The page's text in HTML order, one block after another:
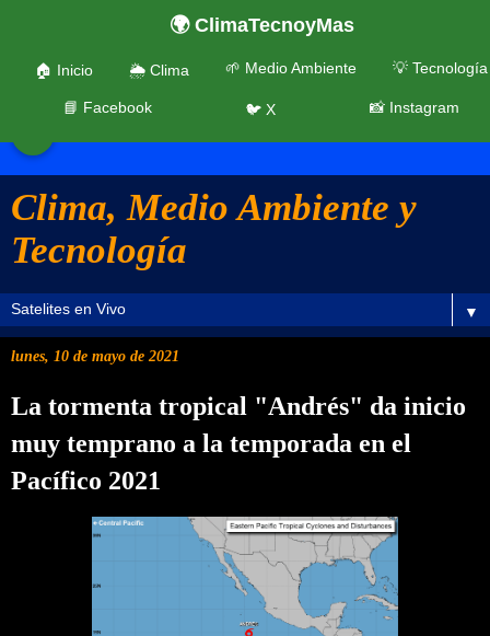
Clima, Medio Ambiente y
Tecnología
🌍 ClimaTecnoyMas
🏠 Inicio 🌦️ Clima 🌱 Medio Ambiente 💡 Tecnología
📘 Facebook 🐦 X 📸 Instagram
▼
lunes, 10 de mayo de 2021
La tormenta tropical "Andrés" da inicio
muy temprano a la temporada en el
Pacífico 2021